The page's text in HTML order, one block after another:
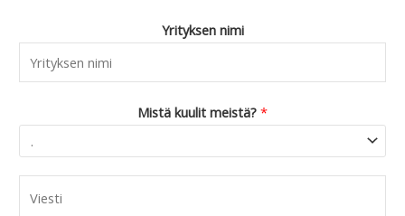
Yrityksen nimi
Mistä kuulit meistä? *